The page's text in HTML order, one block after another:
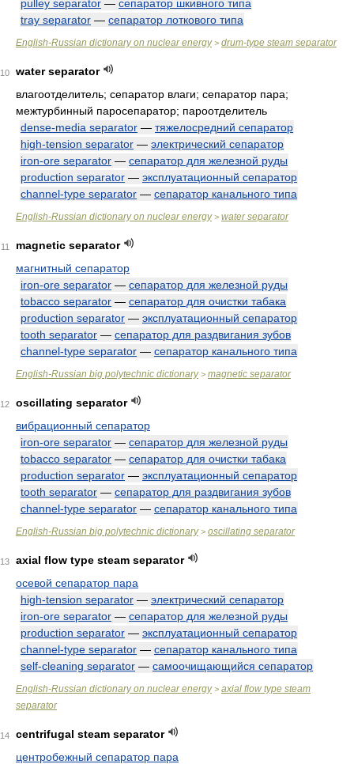
pulley separator — сепаратор шкивного типа
tray separator — сепаратор лоткового типа
English-Russian dictionary on nuclear energy> drum-type steam separator
10
water separator
влагоотделитель; сепаратор влаги; сепаратор пара;
межтурбинный паросепаратор; пароотделитель
dense-media separator — тяжелосредний сепаратор
high-tension separator — электрический сепаратор
iron-ore separator — сепаратор для железной руды
production separator — эксплуатационный сепаратор
channel-type separator — сепаратор канального типа
English-Russian dictionary on nuclear energy> water separator
11
magnetic separator
магнитный сепаратор
iron-ore separator — сепаратор для железной руды
tobacco separator — сепаратор для очистки табака
production separator — эксплуатационный сепаратор
tooth separator — сепаратор для раздвигания зубов
channel-type separator — сепаратор канального типа
English-Russian big polytechnic dictionary> magnetic separator
12
oscillating separator
вибрационный сепаратор
iron-ore separator — сепаратор для железной руды
tobacco separator — сепаратор для очистки табака
production separator — эксплуатационный сепаратор
tooth separator — сепаратор для раздвигания зубов
channel-type separator — сепаратор канального типа
English-Russian big polytechnic dictionary> oscillating separator
13
axial flow type steam separator
осевой сепаратор пара
high-tension separator — электрический сепаратор
iron-ore separator — сепаратор для железной руды
production separator — эксплуатационный сепаратор
channel-type separator — сепаратор канального типа
self-cleaning separator — самоочищающийся сепаратор
English-Russian dictionary on nuclear energy> axial flow type steam
separator
14
centrifugal steam separator
центробежный сепаратор пара